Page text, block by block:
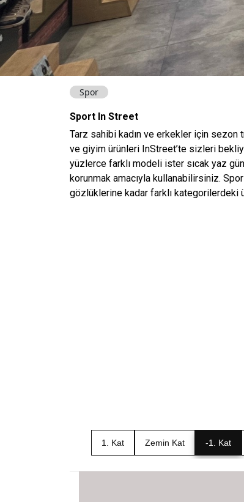
Spor
Sport In Street
Tarz sahibi kadın ve erkekler için sezon
ve giyim ürünleri InStreet’te sizleri
yüzlerce farklı modeli ister sıcak yaz
korunmak amacıyla kullanabilirsiniz.
gözlüklerine kadar farklı kategorilerdeki